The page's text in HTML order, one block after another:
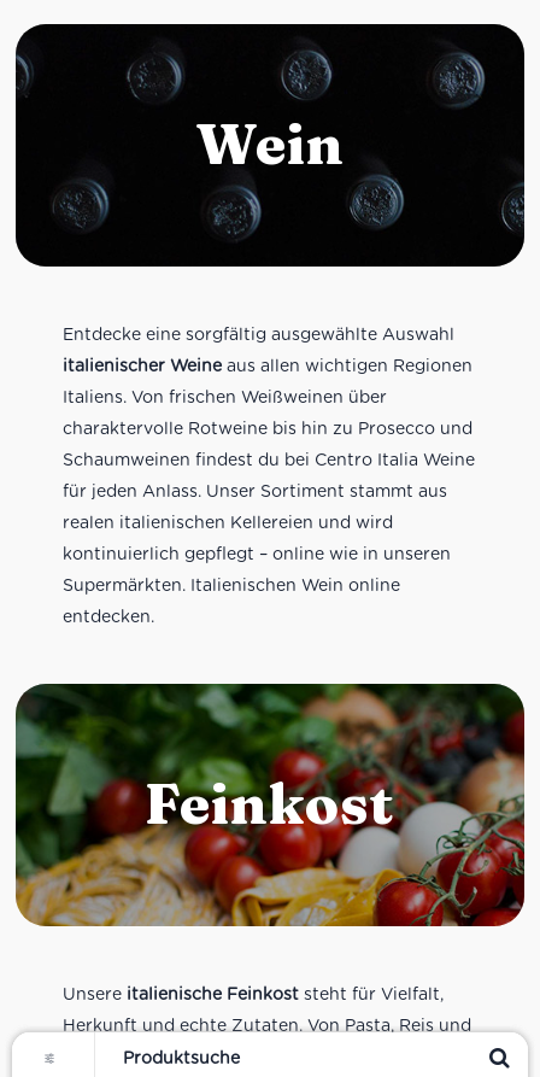
Wein
Entdecke eine sorgfältig ausgewählte Auswahl
italienischer Weineaus allen wichtigen Regionen
Italiens. Von frischen Weißweinen über
charaktervolle Rotweine bis hin zu Prosecco und
Schaumweinen findest du bei Centro Italia Weine
für jeden Anlass. Unser Sortiment stammt aus
realen italienischen Kellereien und wird
kontinuierlich gepflegt – online wie in unseren
Supermärkten. Italienischen Wein online
entdecken.
Feinkost
Unsere italienische Feinkoststeht für Vielfalt,
Herkunft und echte Zutaten. Von Pasta, Reis und
Tomatensaucen über Olivenöl, Antipasti und